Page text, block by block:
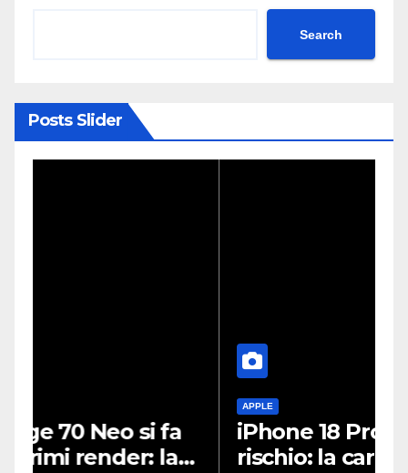
Search
Posts Slider
iPhone 18 Pro, scorte a
rischio: la carenza di DRAM